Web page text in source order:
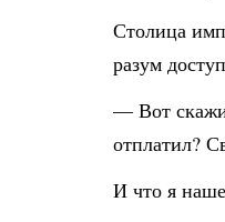
Столица
разум
— Вот скажи
отплатил?
И что я